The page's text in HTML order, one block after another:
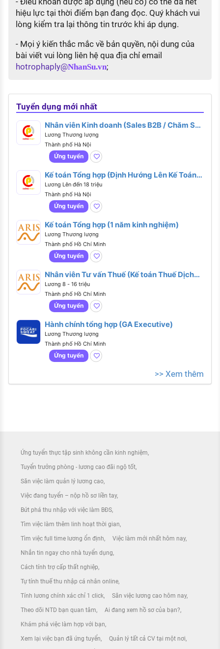
hiệu lực tại thời điểm bạn đang đọc. Quý khách vui
lòng kiểm tra lại thông tin trước khi áp dụng.
- Mọi ý kiến thắc mắc về bản quyền, nội dung của
bài viết vui lòng liên hệ qua địa chỉ email
hotrophaply@NhanSu.vn;
Tuyển dụng mới nhất
Nhân viên Kinh doanh (Sales B2B / Chăm Sóc
Khách Hàng B2B | Lương Cứng 8–12 Triệu +
Thưởng)
Lương Thương lượng
Thành phố Hà Nội
Ứng tuyển
Kế toán Tổng hợp (Định Hướng Lên Kế Toán
Trưởng - Thu Nhập Upto 18 Triệu++)
Lương Lên đến 18 triệu
Thành phố Hà Nội
Ứng tuyển
Kế toán Tổng hợp (1 năm kinh nghiệm)
Lương Thương lượng
Thành phố Hồ Chí Minh
Ứng tuyển
Nhân viên Tư vấn Thuế (Kế toán Thuế Dịch
vụ - Dưới 1 năm kinh nghiệm)
Lương 8 - 16 triệu
Thành phố Hồ Chí Minh
Ứng tuyển
Hành chính tổng hợp (GA Executive)
Lương Thương lượng
Thành phố Hồ Chí Minh
Ứng tuyển
>> Xem thêm
Ứng tuyển thực tập sinh không cần kinh nghiệm
Tuyển trưởng phòng - lương cao đãi ngộ tốt
Săn việc làm quản lý lương cao
Việc đang tuyển – nộp hồ sơ liền tay
Bứt phá thu nhập với việc làm BĐS
Tìm việc làm thêm linh hoạt thời gian
Tìm việc full time lương ổn định Việc làm mới nhất hôm nay
Nhắn tin ngay cho nhà tuyển dụng
Cách tính trợ cấp thất nghiệp
Tự tính thuế thu nhập cá nhân online
Tính lương chính xác chỉ 1 click Săn việc lương cao hôm nay
Theo dõi NTD bạn quan tâm Ai đang xem hồ sơ của bạn?
Khám phá việc làm hợp với bạn
Xem lại việc bạn đã ứng tuyển Quản lý tất cả CV tại một nơi